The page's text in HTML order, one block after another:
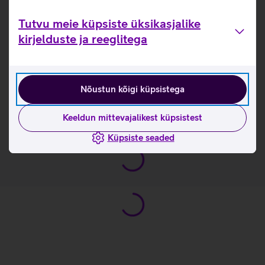
Tutvu meie küpsiste üksikasjalike
kirjelduste ja reeglitega
Nõustun kõigi küpsistega
Keeldun mittevajalikest küpsistest
Küpsiste seaded
kõnesid kõikjal ilma ümbritseva mürata.
Kuulamiskogemust saab endale sobivaks
Kasulikud lingid
Tutvu kõrvaklappide JBL Tune Buds omaduste ja
kasutusviisidega tootja kodulehel